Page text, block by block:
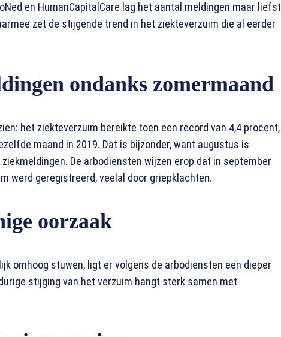
en HumanCapitalCare lag het aantal meldingen maar liefst
zet de stijgende trend in het ziekteverzuim die al eerder
ondanks zomermaand
het ziekteverzuim bereikte toen een record van 4,4 procent,
maand in 2019. Dat is bijzonder, want augustus is
De arbodiensten wijzen erop dat in september
werd geregistreerd, veelal door griepklachten.
oorzaak
omhoog stuwen, ligt er volgens de arbodiensten een dieper
stijging van het verzuim hangt sterk samen met